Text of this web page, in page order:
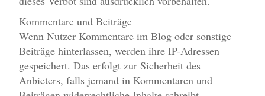
Kommentare und Beiträge
Wenn Nutzer Kommentare im Blog oder sonstige
Beiträge hinterlassen, werden ihre IP-Adressen
gespeichert. Das erfolgt zur Sicherheit des
Anbieters, falls jemand in Kommentaren und